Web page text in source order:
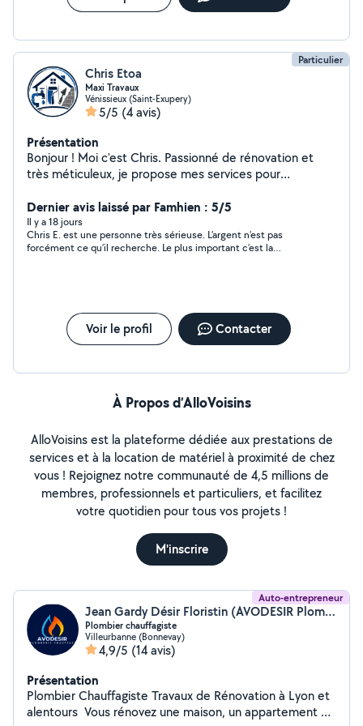
Particulier
Chris Etoa
Maxi Travaux
Vénissieux (Saint-Exupery)
5/5 (4 avis)
Présentation
Bonjour ! Moi c'est Chris. Passionné de rénovation et
très méticuleux, je propose mes services pour
profil me montre à l'œuvre, et c'est exactement avec
cette rigueur que j'interviens chez vous. Voici mes
domaines d'intervention : Sols : Pose méticuleuse de
parquet (flottant, collé) et carrelage/crédence. Murs &
Maçonnerie : Petits travaux de gros œuvre, ragréage et
démolition soignée. Ameublement : Montage et
impeccable. Contactez-moi pour votre projet, réponse
Dernier avis laissé par Famhien : 5/5
Il y a 18 jours
Chris E. est une personne très sérieuse. L’argent n’est pas
forcément ce qu’il recherche. Le plus important c’est la
Voir le profil Contacter
À Propos d’AlloVoisins
AlloVoisins est la plateforme dédiée aux prestations de
services et à la location de matériel à proximité de chez
vous ! Rejoignez notre communauté de 4,5 millions de
membres, professionnels et particuliers, et facilitez
votre quotidien pour tous vos projets !
M'inscrire
Auto-entrepreneur
Jean Gardy Désir Floristin (AVODESIR Plomberie Chauffage)
Plombier chauffagiste
Villeurbanne (Bonnevay)
4,9/5 (14 avis)
Présentation
Plombier Chauffagiste Travaux de Rénovation à Lyon et
alentours Vous rénovez une maison, un appartement ou